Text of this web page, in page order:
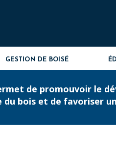
GESTION DE BOISÉ
de promouvoir le
du bois et de favoriser